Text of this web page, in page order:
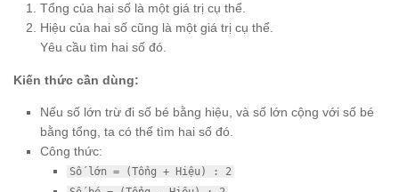
Tổng của hai số là một giá trị cụ thể.
Hiệu của hai số cũng là một giá trị cụ thể.
Yêu cầu tìm hai số đó.
Kiến thức cần dùng:
Nếu số lớn trừ đi số bé bằng hiệu, và số lớn cộng với số bé
bằng tổng, ta có thể tìm hai số đó.
Công thức:
Số lớn = (Tổng + Hiệu) : 2